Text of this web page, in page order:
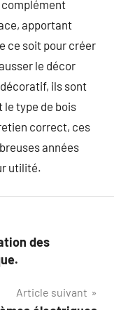
apportant
ce soit pour créer
le décor
ils sont
le type de bois
correct, ces
années
utilité.
des
Article suivant